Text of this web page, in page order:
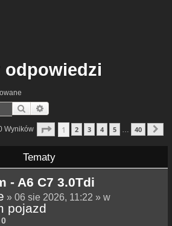
odpowiedzi
Szukaj
Wyników Strona1 40
1 2 3 4 5 40
Tematy
- A6 C7 3.0Tdi
» 06 sie 2026, 11:22 » w
pojazd
0